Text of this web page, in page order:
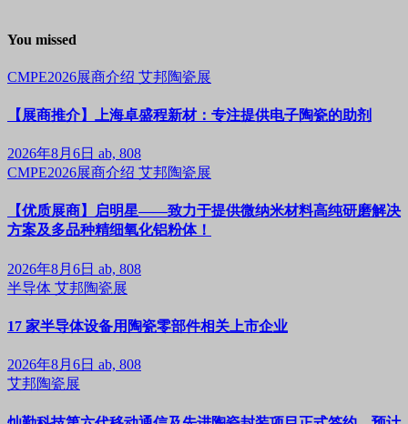
You missed
CMPE2026展商介绍 艾邦陶瓷展
【展商推介】上海卓盛程新材：专注提供电子陶瓷的助剂
2026年8月6日 ab, 808
CMPE2026展商介绍 艾邦陶瓷展
【优质展商】启明星——致力于提供微纳米材料高纯研磨解决
方案及多品种精细氧化铝粉体！
2026年8月6日 ab, 808
半导体 艾邦陶瓷展
17 家半导体设备用陶瓷零部件相关上市企业
2026年8月6日 ab, 808
艾邦陶瓷展